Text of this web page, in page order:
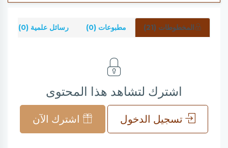
المخطوطات (21) مطبوعات (0) رسائل علمية (0)
اشترك لتشاهد هذا المحتوى
تسجيل الدخول اشترك الآن